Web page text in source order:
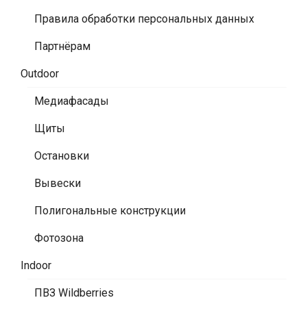
Правила обработки персональных данных
Партнёрам
Outdoor
Медиафасады
Щиты
Остановки
Вывески
Полигональные конструкции
Фотозона
Indoor
ПВЗ Wildberries